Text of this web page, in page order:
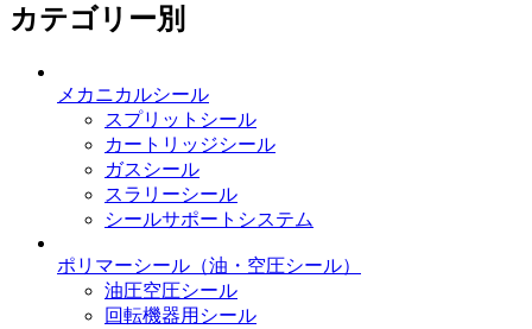
カテゴリー別
メカニカルシール
スプリットシール
カートリッジシール
ガスシール
スラリーシール
シールサポートシステム
ポリマーシール （油・空圧シール）
油圧空圧シール
回転機器用シール